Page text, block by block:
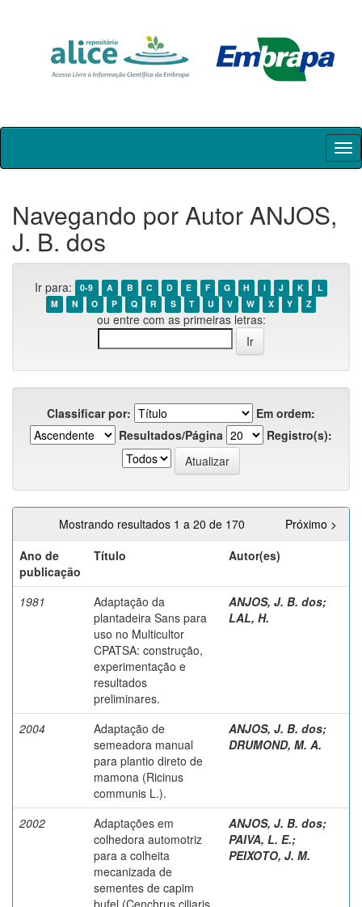
Skip
Navegando por Autor ANJOS,
J. B. dos
Ir para: 0-9 A B C D E F G H I J K
L
M
N O P Q R S T U V W X Y Z
ou entre com as primeiras letras:
Classificar por:
Em ordem:
Resultados/Página
Registro(s):
Mostrando resultados 1 a 20 de 170
Próximo >
Ano de
publicação
Título Autor(es)
1981
Adaptação da
plantadeira Sans para
uso no Multicultor
CPATSA: construção,
experimentação e
resultados
preliminares.
ANJOS, J. B. dos;
LAL, H.
2004
Adaptação de
semeadora manual
para plantio direto de
mamona (Ricinus
communis L.).
ANJOS, J. B. dos;
DRUMOND, M. A.
2002
Adaptações em
colhedora automotriz
para a colheita
mecanizada de
sementes de capim
bufel (Cenchrus ciliaris
ANJOS, J. B. dos;
PAIVA, L. E.;
PEIXOTO, J. M.